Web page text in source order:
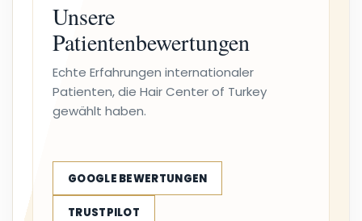
Unsere
Patientenbewertungen
Echte Erfahrungen internationaler
Patienten, die Hair Center of Turkey
gewählt haben.
GOOGLE BEWERTUNGEN
TRUSTPILOT